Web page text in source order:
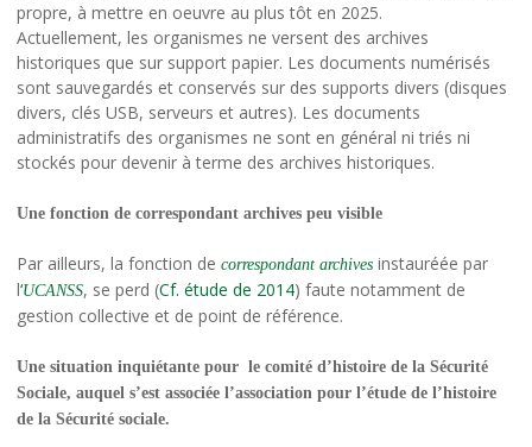
propre, à mettre en oeuvre au plus tôt en 2025.
Actuellement, les organismes ne versent des archives
historiques que sur support papier. Les documents numérisés
sont sauvegardés et conservés sur des supports divers (disques
divers, clés USB, serveurs et autres). Les documents
administratifs des organismes ne sont en général ni triés ni
stockés pour devenir à terme des archives historiques.
Une fonction de correspondant archives peu visible
Par ailleurs, la fonction de correspondant archives instauréée par
l‘UCANSS, se perd (Cf. étude de 2014) faute notamment de
gestion collective et de point de référence.
Une situation inquiétante pour le comité d’histoire de la Sécurité
Sociale, auquel s’est associée l’association pour l’étude de l’histoire
de la Sécurité sociale.